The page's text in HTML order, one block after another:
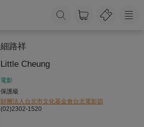
細路祥
Little Cheung
電影
保護級
財團法人台北市文化基金會台北電影節
(02)2302-1520